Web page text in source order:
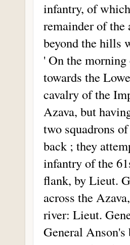
infantry, of
remainder of the
beyond the hills
' On the morning
towards the
cavalry of the
Azava, but
two squadrons
back ; they
infantry of the
flank, by Lieut.
across the
river: Lieut.
General